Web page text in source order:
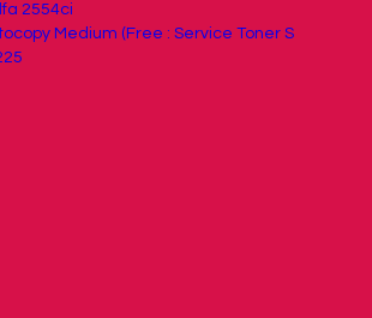
2554ci
Medium (Free : Service Toner S